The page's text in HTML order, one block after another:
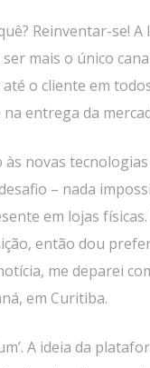
Reinventar-se!
mais o único
o cliente em
entrega da
novas
– nada
em lojas
então dou
me deparei
em Curitiba.
A ideia da